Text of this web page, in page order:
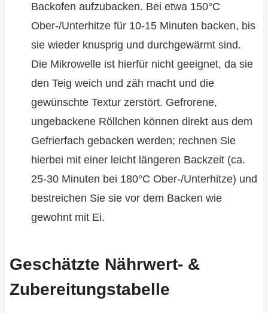
Backofen aufzubacken. Bei etwa 150°C
Ober-/Unterhitze für 10-15 Minuten backen, bis
sie wieder knusprig und durchgewärmt sind.
Die Mikrowelle ist hierfür nicht geeignet, da sie
den Teig weich und zäh macht und die
gewünschte Textur zerstört. Gefrorene,
ungebackene Röllchen können direkt aus dem
Gefrierfach gebacken werden; rechnen Sie
hierbei mit einer leicht längeren Backzeit (ca.
25-30 Minuten bei 180°C Ober-/Unterhitze) und
bestreichen Sie sie vor dem Backen wie
gewohnt mit Ei.
Geschätzte Nährwert- &
Zubereitungstabelle